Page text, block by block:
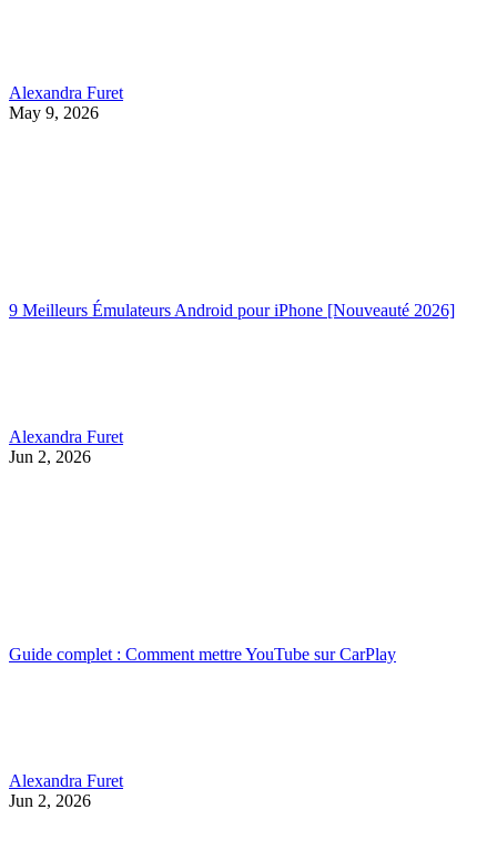
Alexandra Furet
May 9, 2026
9 Meilleurs Émulateurs Android pour iPhone [Nouveauté 2026]
Alexandra Furet
Jun 2, 2026
Guide complet : Comment mettre YouTube sur CarPlay
Alexandra Furet
Jun 2, 2026